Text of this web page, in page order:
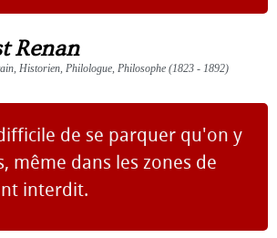
Renan
Historien, Philologue, Philosophe (1823 - 1892)
de se parquer qu'on y
même dans les zones de
interdit.